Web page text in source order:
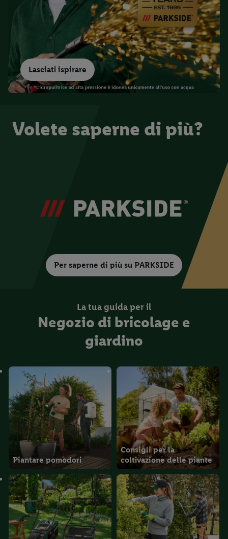
Lasciati ispirare
Per saperne di più su PARKSIDE
Volete saperne di più?
La tua guida per il
Negozio di bricolage e
giardino
Piantare pomodori
Consigli per la
coltivazione delle piante
momento con effetto per il futuro.Le note legali sono
disponibili qui.